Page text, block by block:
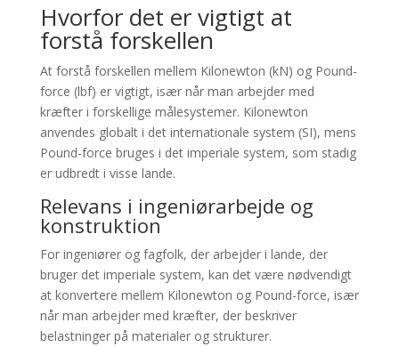
Hvorfor det er vigtigt at
forstå forskellen
At forstå forskellen mellem Kilonewton (kN) og Pound-
force (lbf) er vigtigt, især når man arbejder med
kræfter i forskellige målesystemer. Kilonewton
anvendes globalt i det internationale system (SI), mens
Pound-force bruges i det imperiale system, som stadig
er udbredt i visse lande.
Relevans i ingeniørarbejde og
konstruktion
For ingeniører og fagfolk, der arbejder i lande, der
bruger det imperiale system, kan det være nødvendigt
at konvertere mellem Kilonewton og Pound-force, især
når man arbejder med kræfter, der beskriver
belastninger på materialer og strukturer.